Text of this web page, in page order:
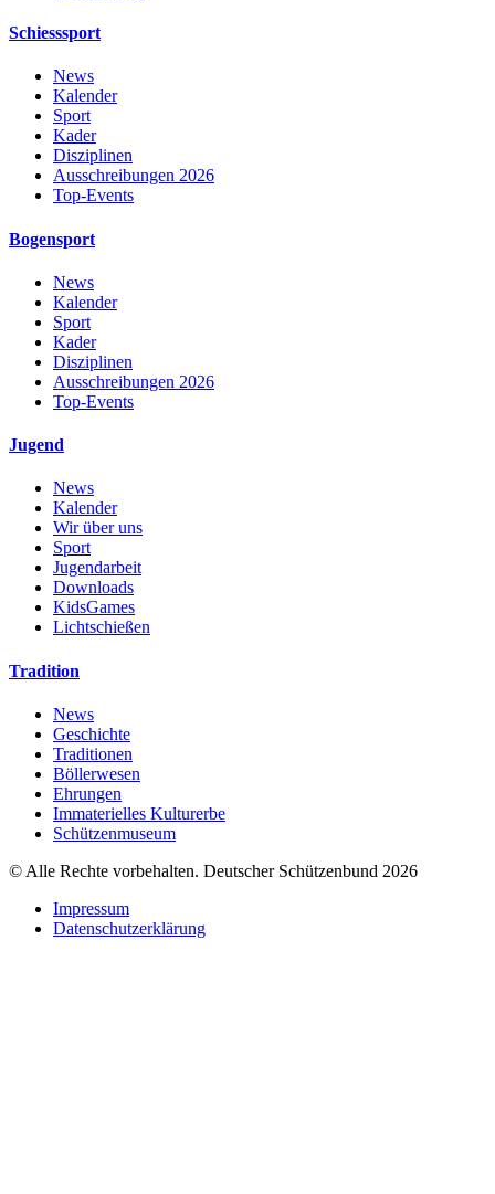
Schiesssport
News
Kalender
Sport
Kader
Disziplinen
Ausschreibungen 2026
Top-Events
Bogensport
News
Kalender
Sport
Kader
Disziplinen
Ausschreibungen 2026
Top-Events
Jugend
News
Kalender
Wir über uns
Sport
Jugendarbeit
Downloads
KidsGames
Lichtschießen
Tradition
News
Geschichte
Traditionen
Böllerwesen
Ehrungen
Immaterielles Kulturerbe
Schützenmuseum
© Alle Rechte vorbehalten. Deutscher Schützenbund 2026
Impressum
Datenschutzerklärung